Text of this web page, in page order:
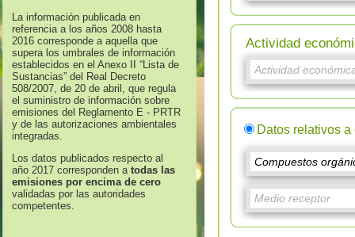
La información publicada en
referencia a los años 2008 hasta
2016 corresponde a aquella que
supera los umbrales de información
establecidos en el Anexo II “Lista de
Sustancias” del Real Decreto
508/2007, de 20 de abril, que regula
el suministro de información sobre
emisiones del Reglamento E - PRTR
y de las autorizaciones ambientales
integradas.
Los datos publicados respecto al
año 2017 corresponden atodas las
emisiones por encima de cero
validadas por las autoridades
competentes.
Actividad
Datos relativos